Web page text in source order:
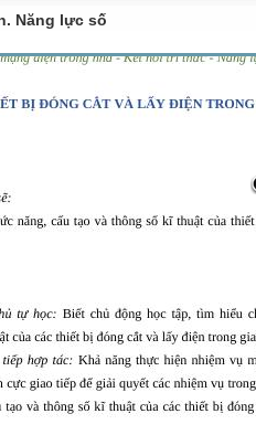
Năng lực số